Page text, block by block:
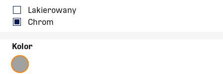
Lakierowany
Chrom
Kolor